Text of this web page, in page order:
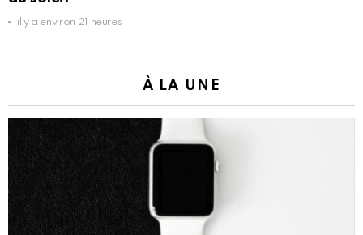
il y a environ 21 heures
À LA UNE